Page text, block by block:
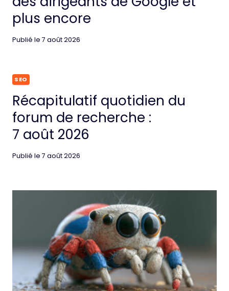
plus encore
Publié le 7 août 2026
SEO
Récapitulatif quotidien du
forum de recherche :
7 août 2026
Publié le 7 août 2026